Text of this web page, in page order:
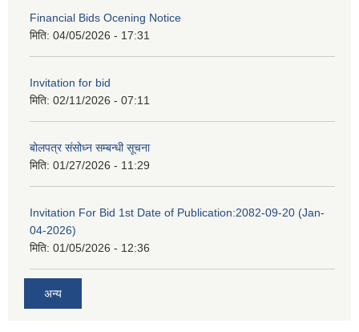
Financial Bids Ocening Notice
मिति: 04/05/2026 - 17:31
Invitation for bid
मिति: 02/11/2026 - 07:11
बोलपत्र संसोध्न सम्बन्धी सूचना
मिति: 01/27/2026 - 11:29
Invitation For Bid 1st Date of Publication:2082-09-20 (Jan-
04-2026)
मिति: 01/05/2026 - 12:36
अन्य